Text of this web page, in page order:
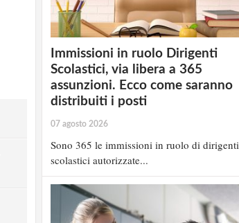
Immissioni in ruolo Dirigenti
Scolastici, via libera a 365
assunzioni. Ecco come saranno
distribuiti i posti
07 agosto 2026
Sono 365 le immissioni in ruolo di dirigenti
scolastici autorizzate...